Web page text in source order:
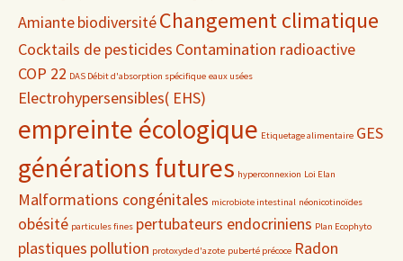
AmiantebiodiversitéChangement climatique
Cocktails de pesticides Contamination radioactive
COP 22 DAS Débit d'absorption spécifique eaux usées
Electrohypersensibles( EHS)
empreinte écologique Etiquetage alimentaire GES
générations futures hyperconnexion Loi Elan
Malformations congénitales microbiote intestinal néonicotinoïdes
obésité particules fines pertubateurs endocriniens Plan Ecophyto
plastiques pollution protoxyde d'azote puberté précoce Radon